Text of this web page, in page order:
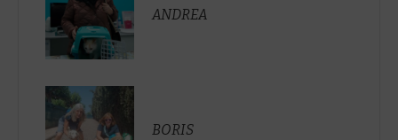
ANDREA
BORIS